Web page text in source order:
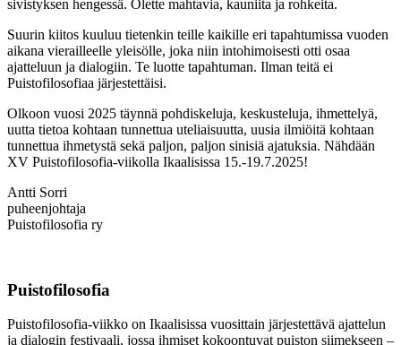
sivistyksen hengessä. Olette mahtavia, kauniita ja rohkeita.
Suurin kiitos kuuluu tietenkin teille kaikille eri tapahtumissa vuoden
aikana vierailleelle yleisölle, joka niin intohimoisesti otti osaa
ajatteluun ja dialogiin. Te luotte tapahtuman. Ilman teitä ei
Puistofilosofiaa järjestettäisi.
Olkoon vuosi 2025 täynnä pohdiskeluja, keskusteluja, ihmettelyä,
uutta tietoa kohtaan tunnettua uteliaisuutta, uusia ilmiöitä kohtaan
tunnettua ihmetystä sekä paljon, paljon sinisiä ajatuksia. Nähdään
XV Puistofilosofia-viikolla Ikaalisissa 15.-19.7.2025!
Antti Sorri
puheenjohtaja
Puistofilosofia ry
Puistofilosofia
Puistofilosofia-viikko on Ikaalisissa vuosittain järjestettävä ajattelun
ja dialogin festivaali, jossa ihmiset kokoontuvat puiston siimekseen –